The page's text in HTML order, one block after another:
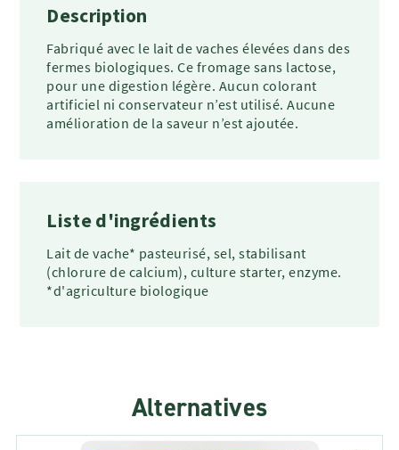
Description
Fabriqué avec le lait de vaches élevées dans des
fermes biologiques. Ce fromage sans lactose,
pour une digestion légère. Aucun colorant
artificiel ni conservateur n’est utilisé. Aucune
amélioration de la saveur n’est ajoutée.
Liste d'ingrédients
Lait de vache* pasteurisé, sel, stabilisant
(chlorure de calcium), culture starter, enzyme.
*d'agriculture biologique
Alternatives